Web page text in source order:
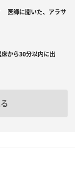
医師に聞いた、アラサ
から30分以内に出